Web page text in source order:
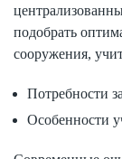
подобрать
сооружения,
Потребности
Особенности